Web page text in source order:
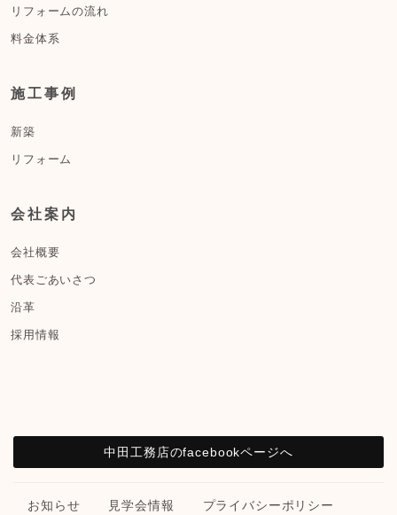
リフォームの流れ
料金体系
施工事例
新築
リフォーム
会社案内
会社概要
代表ごあいさつ
沿革
採用情報
中田工務店のfacebookページへ
お知らせ 見学会情報 プライバシーポリシー